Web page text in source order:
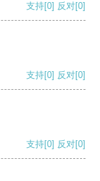
支持[0] 反对[0]
支持[0] 反对[0]
支持[0] 反对[0]